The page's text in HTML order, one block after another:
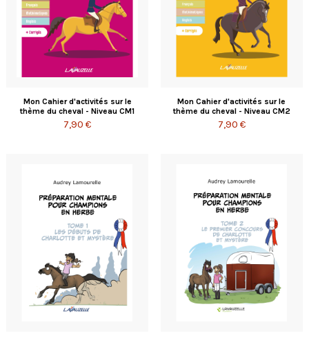
Mon Cahier d'activités sur le
thème du cheval - Niveau CM1
7,90 €
Mon Cahier d'activités sur le
thème du cheval - Niveau CM2
7,90 €